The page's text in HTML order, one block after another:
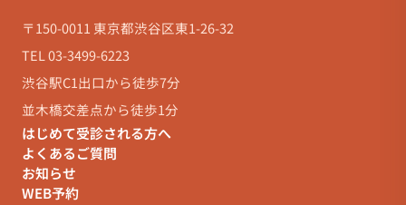
〒150-0011 東京都渋谷区東1-26-32
TEL 03-3499-6223
渋谷駅C1出口から徒歩7分
並木橋交差点から徒歩1分
はじめて受診される方へ
よくあるご質問
お知らせ
WEB予約